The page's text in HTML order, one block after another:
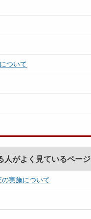
ついて
人がよく見ているページ
実施について